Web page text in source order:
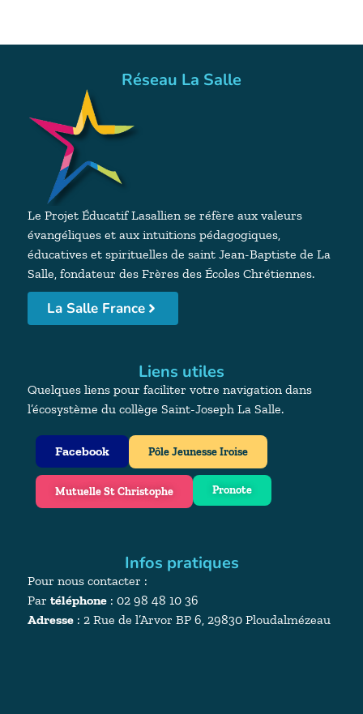
Réseau La Salle
Le Projet Éducatif Lasallien se réfère aux valeurs
évangéliques et aux intuitions pédagogiques,
éducatives et spirituelles de saint Jean-Baptiste de La
Salle, fondateur des Frères des Écoles Chrétiennes.
La Salle France
Liens utiles
Quelques liens pour faciliter votre navigation dans
l’écosystème du collège Saint-Joseph La Salle.
Facebook Pôle Jeunesse Iroise
Mutuelle St Christophe Pronote
Infos pratiques
Pour nous contacter :
Par téléphone : 02 98 48 10 36
Adresse : 2 Rue de l’Arvor BP 6, 29830 Ploudalmézeau